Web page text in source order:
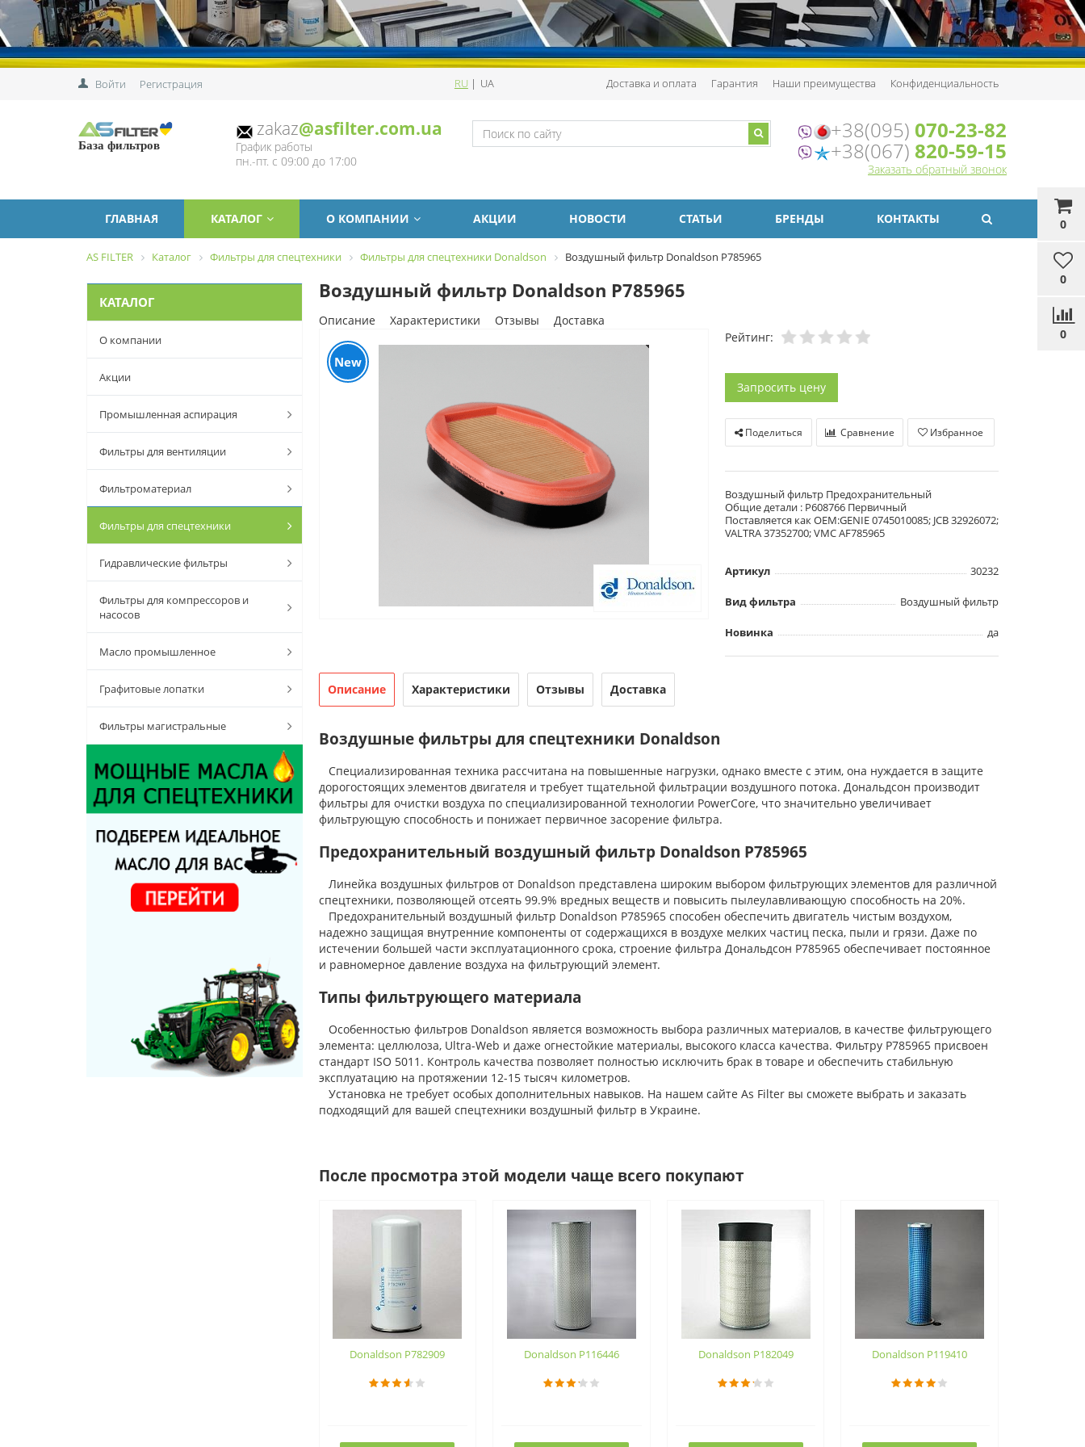
Войти Регистрация RU| UA Доставка и оплата Гарантия Наши преимущества Конфиденциальность
0
0
0
База фильтров
zakaz@asfilter.com.ua
График работы
пн.-пт. с 09:00 до 17:00
+38(095) 070-23-82
+38(067) 820-59-15
Заказать обратный звонок
ГЛАВНАЯ КАТАЛОГ О КОМПАНИИ АКЦИИ НОВОСТИ СТАТЬИ БРЕНДЫ КОНТАКТЫ
AS FILTER Каталог Фильтры для спецтехники Фильтры для спецтехники Donaldson Воздушный фильтр Donaldson P785965
КАТАЛОГ
О компании
Акции
Промышленная аспирация
Фильтры для вентиляции
Фильтроматериал
Фильтры для спецтехники
Гидравлические фильтры
Фильтры для компрессоров и
насосов
Масло промышленное
Графитовые лопатки
Фильтры магистральные
Воздушный фильтр Donaldson P785965
Описание Характеристики Отзывы Доставка
New
Рейтинг:
Запросить цену
Поделиться Сравнение Избранное
Воздушный фильтр Предохранительный
Общие детали : P608766 Первичный
Поставляется как OEM:GENIE 0745010085; JCB 32926072;
VALTRA 37352700; VMC AF785965
Артикул 30232
Вид фильтра Воздушный фильтр
Новинка да
Описание Характеристики Отзывы Доставка
Воздушные фильтры для спецтехники Donaldson
Специализированная техника рассчитана на повышенные нагрузки, однако вместе с этим, она нуждается в защите
дорогостоящих элементов двигателя и требует тщательной фильтрации воздушного потока. Дональдсон производит
фильтры для очистки воздуха по специализированной технологии PowerCore, что значительно увеличивает
фильтрующую способность и понижает первичное засорение фильтра.
Предохранительный воздушный фильтр Donaldson P785965
Линейка воздушных фильтров от Donaldson представлена широким выбором фильтрующих элементов для различной
спецтехники, позволяющей отсеять 99.9% вредных веществ и повысить пылеулавливающую способность на 20%.
Предохранительный воздушный фильтр Donaldson P785965 способен обеспечить двигатель чистым воздухом,
надежно защищая внутренние компоненты от содержащихся в воздухе мелких частиц песка, пыли и грязи. Даже по
истечении большей части эксплуатационного срока, строение фильтра Дональдсон P785965 обеспечивает постоянное
и равномерное давление воздуха на фильтрующий элемент.
Типы фильтрующего материала
Особенностью фильтров Donaldson является возможность выбора различных материалов, в качестве фильтрующего
элемента: целлюлоза, Ultra-Web и даже огнестойкие материалы, высокого класса качества. Фильтру P785965 присвоен
стандарт ISO 5011. Контроль качества позволяет полностью исключить брак в товаре и обеспечить стабильную
эксплуатацию на протяжении 12-15 тысяч километров.
Установка не требует особых дополнительных навыков. На нашем сайте As Filter вы сможете выбрать и заказать
подходящий для вашей спецтехники воздушный фильтр в Украине.
После просмотра этой модели чаще всего покупают
Donaldson P782909 Donaldson P116446 Donaldson P182049 Donaldson P119410